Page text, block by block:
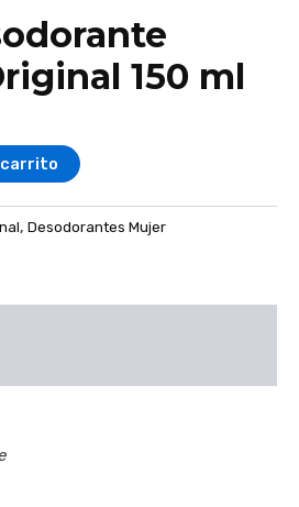
150 ml
carrito
, Desodorantes Mujer